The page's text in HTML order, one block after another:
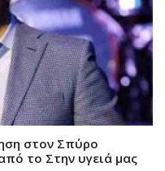
στον Σπύρο
το Στην υγειά μας